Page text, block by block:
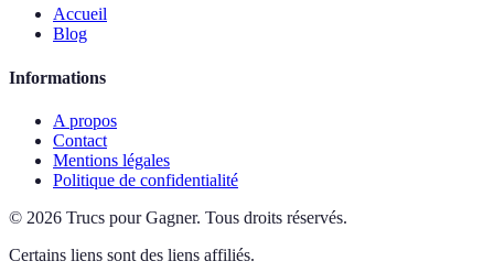
Accueil
Blog
Informations
A propos
Contact
Mentions légales
Politique de confidentialité
© 2026 Trucs pour Gagner. Tous droits réservés.
Certains liens sont des liens affiliés.